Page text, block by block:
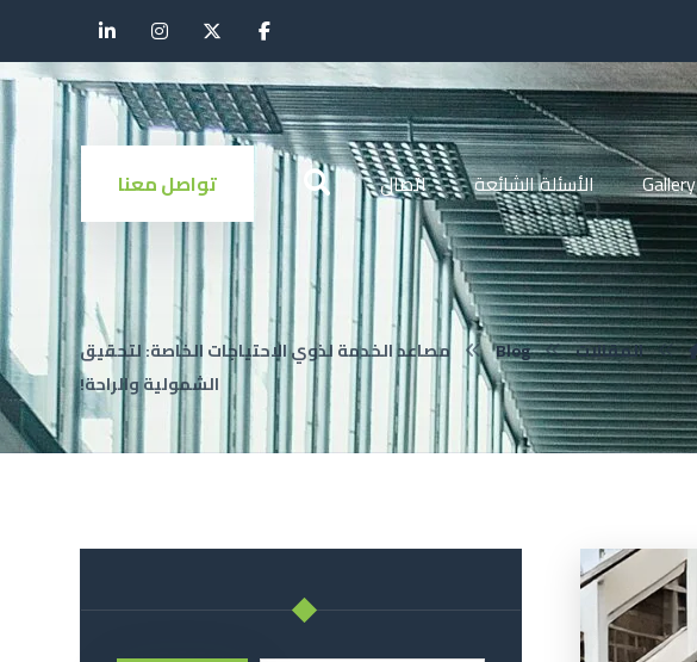
تواصل معنا Gallery الأسئلة الشائعة اتصال
المقالات Blog
مصاعد الخدمة لذوي الاحتياجات الخاصة: لتحقيق
الشمولية والراحة!